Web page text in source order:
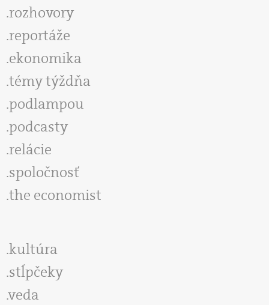
rozhovory
reportáže
ekonomika
témy týždňa
podlampou
podcasty
relácie
spoločnosť
the economist
kultúra
stĺpčeky
veda